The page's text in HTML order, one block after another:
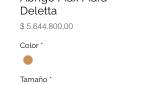
Deletta
$ 5.644.800,00Precio
Color *
Tamaño *